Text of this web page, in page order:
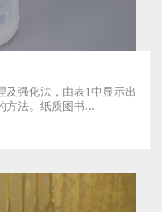
及强化法，由表1中显示出
方法。纸质图书...